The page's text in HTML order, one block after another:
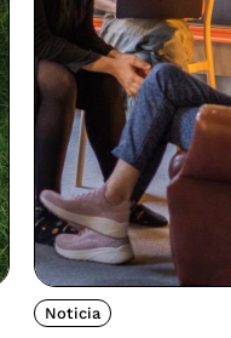
Noticia